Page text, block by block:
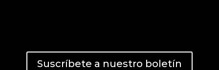
Suscríbete a nuestro boletín